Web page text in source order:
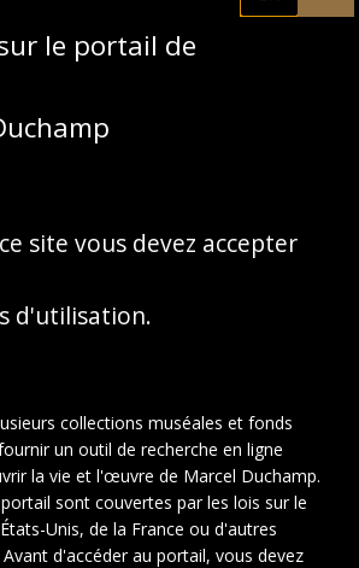
le portail de
site vous devez accepter
d'utilisation.
collections muséales et fonds
un outil de recherche en ligne
la vie et l'œuvre de Marcel Duchamp.
sont couvertes par les lois sur le
Unis, de la France ou d'autres
d'accéder au portail, vous devez